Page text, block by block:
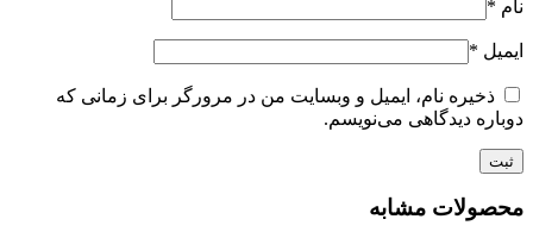
نام *
ایمیل *
ذخیره نام، ایمیل و وبسایت من در مرورگر برای زمانی که
دوباره دیدگاهی می‌نویسم.
محصولات مشابه